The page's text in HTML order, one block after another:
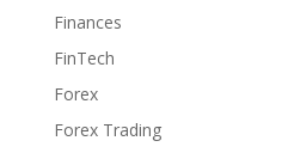
Finances
FinTech
Forex
Forex Trading